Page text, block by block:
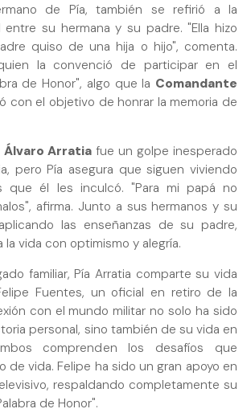
de Pía, también se refirió a la
entre su hermana y su padre. "Ella hizo
quiso de una hija o hijo", comenta.
la convenció de participar en el
de Honor", algo que la Comandante
con el objetivo de honrar la memoria de
Álvaro Arratia fue un golpe inesperado
pero Pía asegura que siguen viviendo
que él les inculcó. "Para mi papá no
afirma. Junto a sus hermanos y su
las enseñanzas de su padre,
la vida con optimismo y alegría.
familiar, Pía Arratia comparte su vida
Fuentes, un oficial en retiro de la
con el mundo militar no solo ha sido
personal, sino también de su vida en
comprenden los desafíos que
de vida. Felipe ha sido un gran apoyo en
respaldando completamente su
de Honor".